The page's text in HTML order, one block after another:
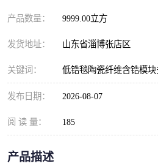
产品数量： 9999.00立方
发货地址： 山东省淄博张店区
关键词： 低锆毯陶瓷纤维含锆模
发布日期： 2026-08-07
阅 读 量： 185
产品描述